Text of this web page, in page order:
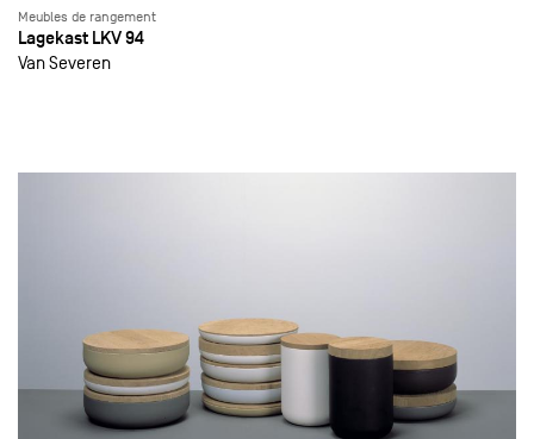
Meubles de rangement
Lagekast LKV 94
Van Severen